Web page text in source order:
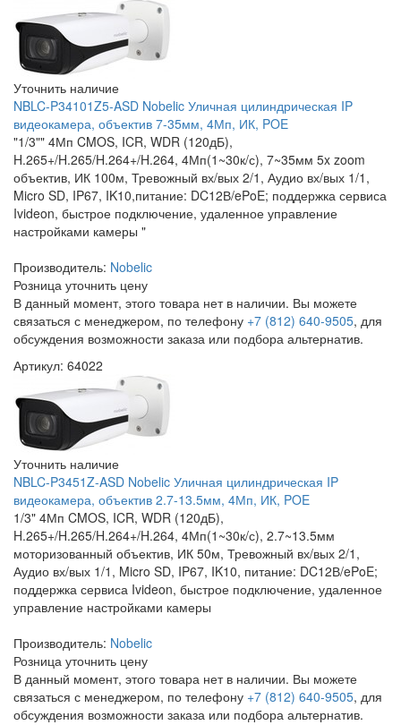
Уточнить наличие
NBLC-P34101Z5-ASD Nobelic Уличная цилиндрическая IP
видеокамера, объектив 7-35мм, 4Мп, ИК, POE
"1/3"" 4Мп CMOS, ICR, WDR (120дБ),
H.265+/H.265/H.264+/H.264, 4Мп(1~30к/с), 7~35мм 5x zoom
объектив, ИК 100м, Тревожный вх/вых 2/1, Аудио вх/вых 1/1,
Micro SD, IP67, IK10,питание: DC12В/ePoE; поддержка сервиса
Ivideon, быстрое подключение, удаленное управление
настройками камеры "
Производитель: Nobelic
Розница уточнить цену
В данный момент, этого товара нет в наличии. Вы можете
связаться с менеджером, по телефону +7 (812) 640-9505, для
обсуждения возможности заказа или подбора альтернатив.
Артикул: 64022
Уточнить наличие
NBLC-P3451Z-ASD Nobelic Уличная цилиндрическая IP
видеокамера, объектив 2.7-13.5мм, 4Мп, ИК, POE
1/3" 4Мп CMOS, ICR, WDR (120дБ),
H.265+/H.265/H.264+/H.264, 4Мп(1~30к/с), 2.7~13.5мм
моторизованный объектив, ИК 50м, Тревожный вх/вых 2/1,
Аудио вх/вых 1/1, Micro SD, IP67, IK10, питание: DC12В/ePoE;
поддержка сервиса Ivideon, быстрое подключение, удаленное
управление настройками камеры
Производитель: Nobelic
Розница уточнить цену
В данный момент, этого товара нет в наличии. Вы можете
связаться с менеджером, по телефону +7 (812) 640-9505, для
обсуждения возможности заказа или подбора альтернатив.